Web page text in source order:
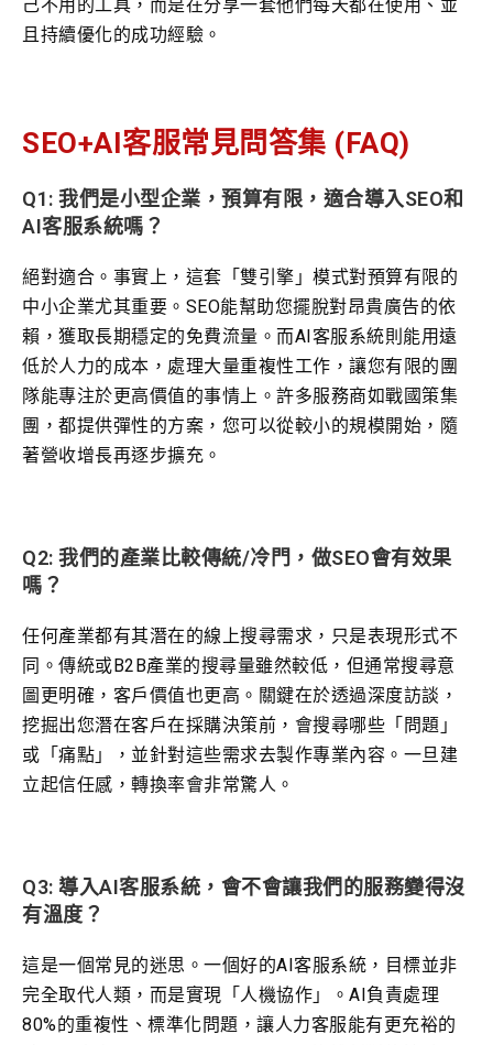
己不用的工具，而是在分享一套他們每天都在使用、並
且持續優化的成功經驗。
SEO+AI客服常見問答集 (FAQ)
Q1: 我們是小型企業，預算有限，適合導入SEO和
AI客服系統嗎？
絕對適合。事實上，這套「雙引擎」模式對預算有限的
中小企業尤其重要。SEO能幫助您擺脫對昂貴廣告的依
賴，獲取長期穩定的免費流量。而AI客服系統則能用遠
低於人力的成本，處理大量重複性工作，讓您有限的團
隊能專注於更高價值的事情上。許多服務商如戰國策集
團，都提供彈性的方案，您可以從較小的規模開始，隨
著營收增長再逐步擴充。
Q2: 我們的產業比較傳統/冷門，做SEO會有效果
嗎？
任何產業都有其潛在的線上搜尋需求，只是表現形式不
同。傳統或B2B產業的搜尋量雖然較低，但通常搜尋意
圖更明確，客戶價值也更高。關鍵在於透過深度訪談，
挖掘出您潛在客戶在採購決策前，會搜尋哪些「問題」
或「痛點」，並針對這些需求去製作專業內容。一旦建
立起信任感，轉換率會非常驚人。
Q3: 導入AI客服系統，會不會讓我們的服務變得沒
有溫度？
這是一個常見的迷思。一個好的AI客服系統，目標並非
完全取代人類，而是實現「人機協作」。AI負責處理
80%的重複性、標準化問題，讓人力客服能有更充裕的